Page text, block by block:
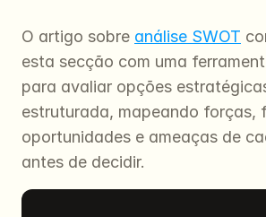
O artigo sobre análise SWOT
esta secção com uma
para avaliar opções
estruturada, mapeando forças,
oportunidades e ameaças de
antes de decidir.